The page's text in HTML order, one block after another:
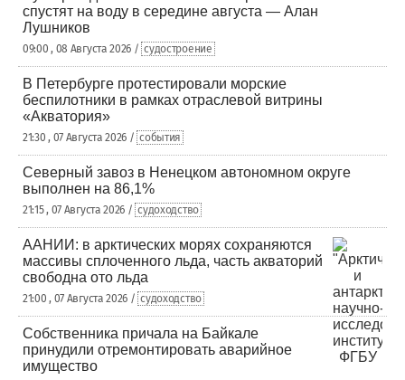
спустят на воду в середине августа — Алан
Лушников
09:00 , 08 Августа 2026 / судостроение
В Петербурге протестировали морские
беспилотники в рамках отраслевой витрины
«Акватория»
21:30 , 07 Августа 2026 / события
Северный завоз в Ненецком автономном округе
выполнен на 86,1%
21:15 , 07 Августа 2026 / судоходство
ААНИИ: в арктических морях сохраняются
массивы сплоченного льда, часть акваторий
свободна ото льда
21:00 , 07 Августа 2026 / судоходство
Собственника причала на Байкале
принудили отремонтировать аварийное
имущество